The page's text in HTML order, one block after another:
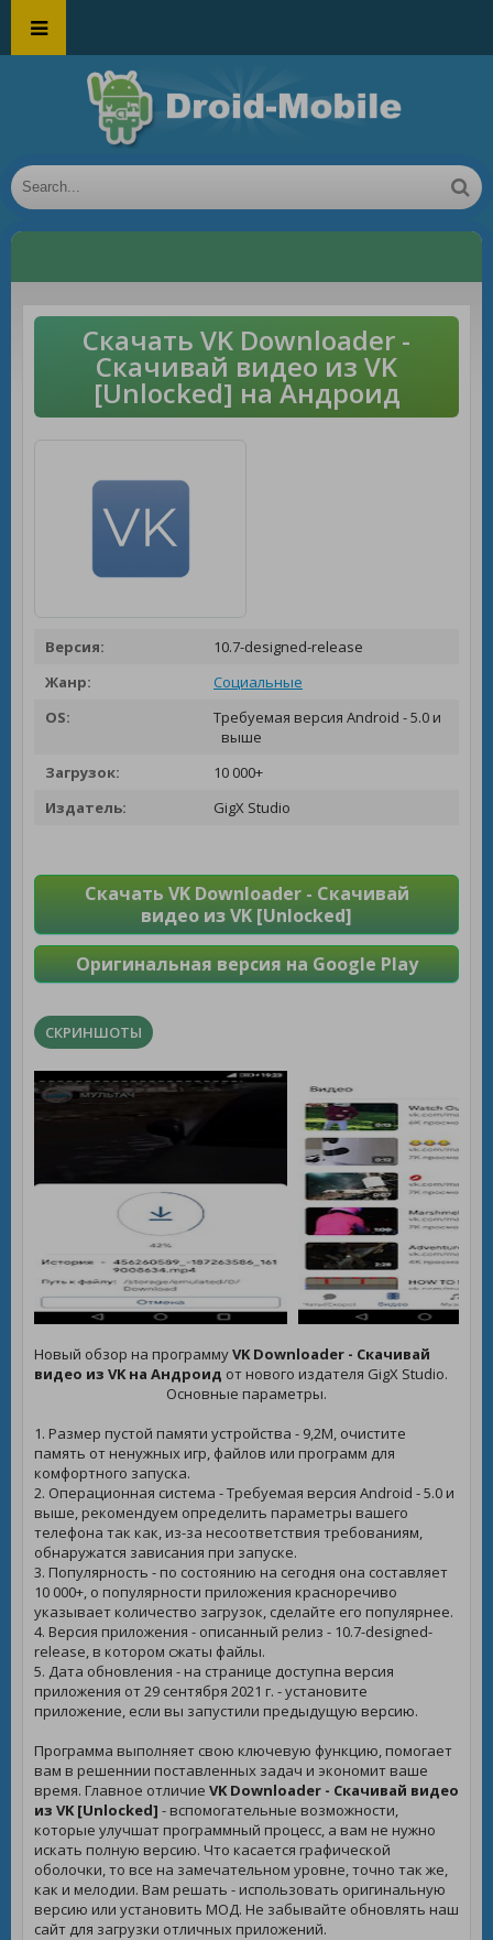
Скачать VK Downloader -
Скачивай видео из VK
[Unlocked] на Андроид
Версия:
10.7-designed-release
Жанр:
Социальные
OS:
Требуемая версия Android - 5.0 и
выше
Загрузок:
10 000+
Издатель:
GigX Studio
Скачать VK Downloader - Скачивай
видео из VK [Unlocked]
Оригинальная версия на Google Play
СКРИНШОТЫ
Новый обзор на программуVK Downloader - Скачивай
видео из VK на Андроид от нового издателя GigX Studio.
Основные параметры.
1. Размер пустой памяти устройства - 9,2M, очистите
память от ненужных игр, файлов или программ для
комфортного запуска.
2. Операционная система - Требуемая версия Android - 5.0 и
выше, рекомендуем определить параметры вашего
телефона так как, из-за несоответствия требованиям,
обнаружатся зависания при запуске.
3. Популярность - по состоянию на сегодня она составляет
10 000+, о популярности приложения красноречиво
указывает количество загрузок, сделайте его популярнее.
4. Версия приложения - описанный релиз - 10.7-designed-
release, в котором сжаты файлы.
5. Дата обновления - на странице доступна версия
приложения от 29 сентября 2021 г. - установите
приложение, если вы запустили предыдущую версию.
Программа выполняет свою ключевую функцию, помогает
вам в решеннии поставленных задач и экономит ваше
время. Главное отличие VK Downloader - Скачивай видео
из VK [Unlocked] - вспомогательные возможности,
которые улучшат программный процесс, а вам не нужно
искать полную версию. Что касается графической
оболочки, то все на замечательном уровне, точно так же,
как и мелодии. Вам решать - использовать оригинальную
версию или установить МОД. Не забывайте обновлять наш
сайт для загрузки отличных приложений.